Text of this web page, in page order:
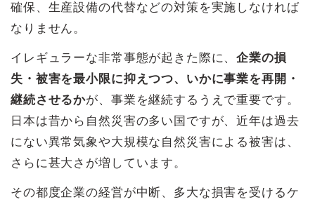
確保、生産設備の代替などの対策を実施しなければ
なりません。
イレギュラーな非常事態が起きた際に、企業の損
失・被害を最小限に抑えつつ、いかに事業を再開・
継続させるかが、事業を継続するうえで重要です。
日本は昔から自然災害の多い国ですが、近年は過去
にない異常気象や大規模な自然災害による被害は、
さらに甚大さが増しています。
その都度企業の経営が中断、多大な損害を受けるケ